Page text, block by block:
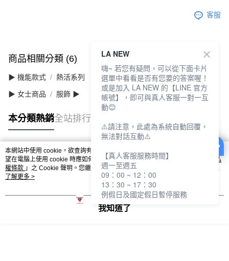
客服
商品相關分類 (6) 查看全部
▶ 機能款式 熱活系列
▶ 女士商品 服飾 ▶
本分類熱銷全站排行
熱門標籤
本網站中使用 cookie，欲查詢有關本網站使用 cookie 方式之詳情，及若您不希
望在電腦上使用 cookie 時應如何變更電腦的 cookie 設定，請參閱本網站「
隱私
權條款 」之 Cookie 聲明。您繼續使用本網站即表示您同意本公司得按本網站使
用條款之 Cookie 聲明使用 cookie。
了解更多 >
我知道了
LA NEW
嗨~ 若您有疑問，可以從下面卡片
選單中看看是否有您要的答案喔！
或是加入 LA NEW 的【LINE 官方
帳號】，即可與真人客服一對一互
動😊
⚠️請注意，此處為系統自動回覆，
無法對話互動⚠️
【真人客服服務時間】
週一至週五
09：00 ~ 12：00
13：30 ~ 17：30
例假日及國定假日暫停服務